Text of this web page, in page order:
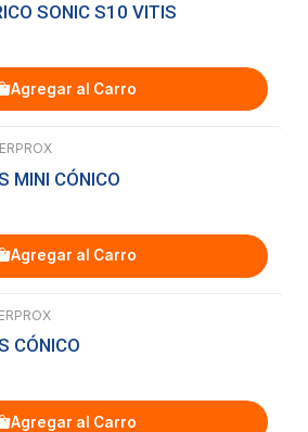
SONIC S10 VITIS
Agregar al Carro
MINI CÓNICO
Agregar al Carro
CÓNICO
Agregar al Carro